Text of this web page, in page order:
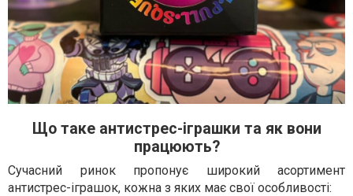
Що таке антистрес-іграшки та як вони
працюють?
Сучасний ринок пропонує широкий асортимент
антистрес-іграшок, кожна з яких має свої особливості: